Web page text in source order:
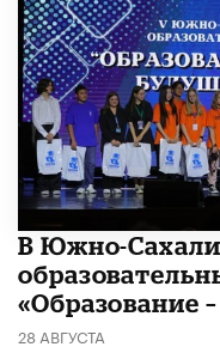
В Южно-
«Образование
28 АВГУСТА